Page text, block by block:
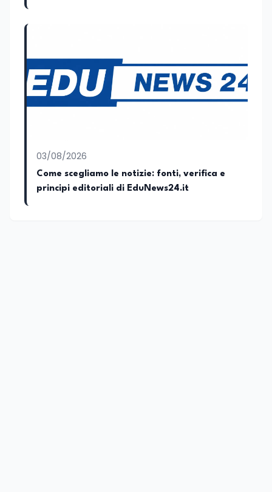
crescita sociale e culturale. Pugliese di
nascita, vivo a Roma o in un ipotetico
altrove.
03/08/2026
Come scegliamo le notizie: fonti, verifica e
principi editoriali di EduNews24.it